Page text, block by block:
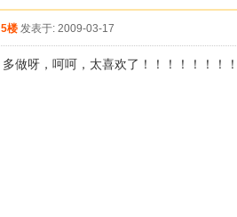
5楼 发表于: 2009-03-17
多做呀，呵呵，太喜欢了！！！！！！！